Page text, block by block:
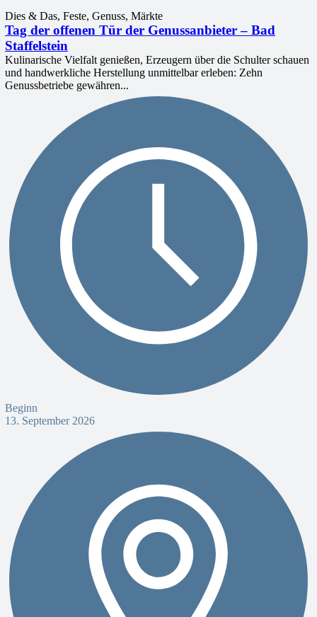
Dies & Das, Feste, Genuss, Märkte
Tag der offenen Tür der Genussanbieter – Bad
Staffelstein
Kulinarische Vielfalt genießen, Erzeugern über die Schulter schauen
und handwerkliche Herstellung unmittelbar erleben: Zehn
Genussbetriebe gewähren...
Beginn
13. September 2026